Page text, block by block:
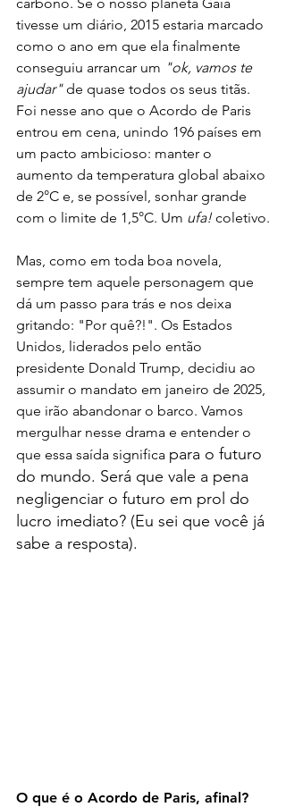
tivesse um diário, 2015 estaria marcado
como o ano em que ela finalmente
conseguiu arrancar um "ok, vamos te
ajudar" de quase todos os seus titãs.
Foi nesse ano que o Acordo de Paris
entrou em cena, unindo 196 países em
um pacto ambicioso: manter o
aumento da temperatura global abaixo
de 2°C e, se possível, sonhar grande
com o limite de 1,5°C. Um ufa! coletivo.
Mas, como em toda boa novela,
sempre tem aquele personagem que
dá um passo para trás e nos deixa
gritando: "Por quê?!". Os Estados
Unidos, liderados pelo então
presidente Donald Trump, decidiu ao
assumir o mandato em janeiro de 2025,
que irão abandonar o barco. Vamos
mergulhar nesse drama e entender o
que essa saída significa para o futuro
do mundo. Será que vale a pena
negligenciar o futuro em prol do
lucro imediato? (Eu sei que você já
sabe a resposta).
O que é o Acordo de Paris, afinal?